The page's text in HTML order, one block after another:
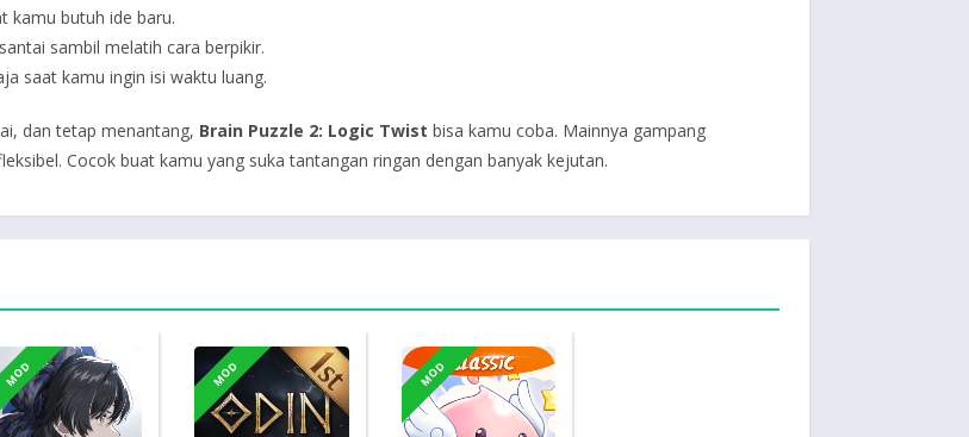
kamu butuh ide baru.
sambil melatih cara berpikir.
saat kamu ingin isi waktu luang.
dan tetap menantang, Brain Puzzle 2: Logic Twist bisa kamu coba. Mainnya gampang
Cocok buat kamu yang suka tantangan ringan dengan banyak kejutan.
MOD MOD MOD